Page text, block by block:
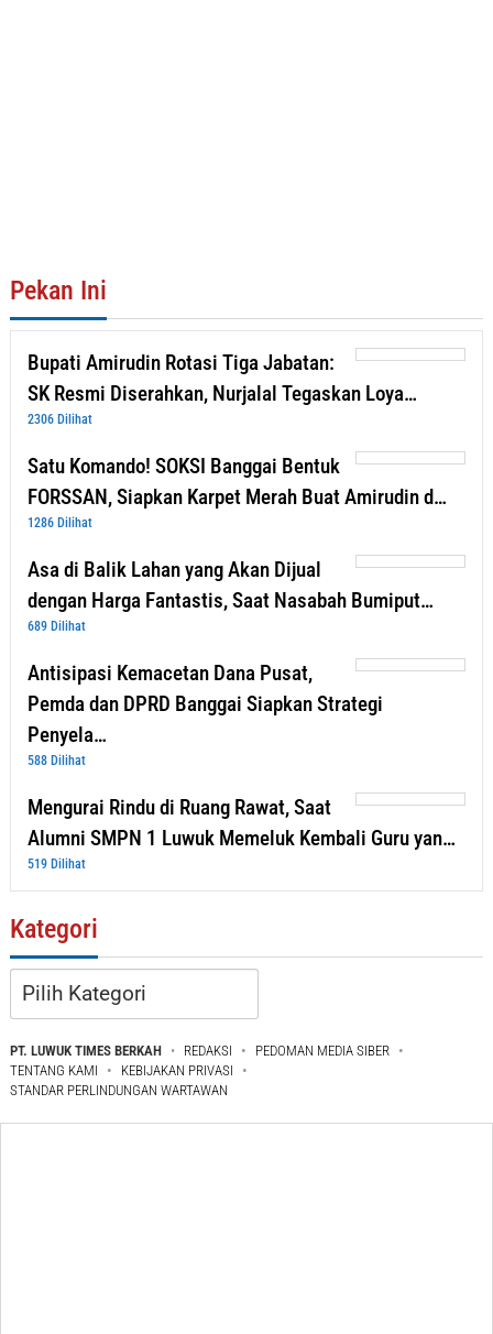
Pekan Ini
Bupati Amirudin Rotasi Tiga Jabatan:
SK Resmi Diserahkan, Nurjalal Tegaskan Loya…
2306 Dilihat
Satu Komando! SOKSI Banggai Bentuk
FORSSAN, Siapkan Karpet Merah Buat Amirudin d…
1286 Dilihat
Asa di Balik Lahan yang Akan Dijual
dengan Harga Fantastis, Saat Nasabah Bumiput…
689 Dilihat
Antisipasi Kemacetan Dana Pusat,
Pemda dan DPRD Banggai Siapkan Strategi
Penyela…
588 Dilihat
Mengurai Rindu di Ruang Rawat, Saat
Alumni SMPN 1 Luwuk Memeluk Kembali Guru yan…
519 Dilihat
Kategori
Kategori
PT. LUWUK TIMES BERKAH REDAKSI
PEDOMAN MEDIA SIBER
TENTANG KAMI
KEBIJAKAN PRIVASI
STANDAR PERLINDUNGAN WARTAWAN